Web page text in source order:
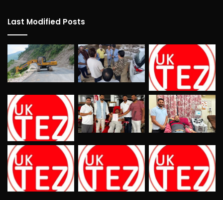
Last Modified Posts